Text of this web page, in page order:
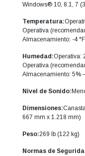
Windows® 10, 8.1, 7
Temperatura:
Operativa
Almacenamiento: -4
Humedad:Operativa:
Operativa
Almacenamiento: 5%
Nivel de Sonido:
Dimensiones:
667 mm x 1.218 mm)
Peso:269 lb (122 kg)
Normas de